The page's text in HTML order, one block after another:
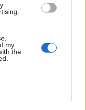
my
the
egy
a
leáll
van a nagy
és a
tetőzik.